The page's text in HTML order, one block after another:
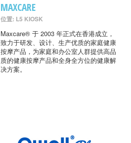
MAXCARE
位置: L5 KIOSK
Maxcare® 于 2003 年正式在香港成立，
致力于研发、设计、生产优质的家庭健康
按摩产品，为家庭和办公室人群提供高品
质的健康按摩产品和全身全方位的健康解
决方案。